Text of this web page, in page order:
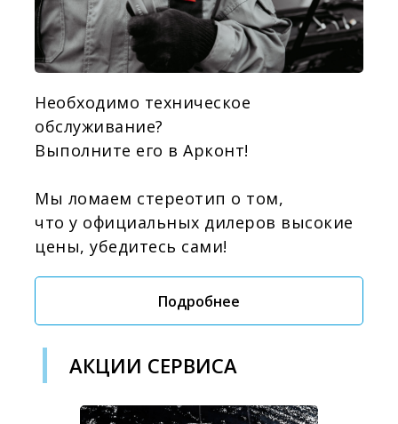
Необходимо техническое
обслуживание?
Выполните его в Арконт!
Мы ломаем стереотип о том,
что у официальных дилеров высокие
цены, убедитесь сами!
Подробнее
АКЦИИ СЕРВИСА